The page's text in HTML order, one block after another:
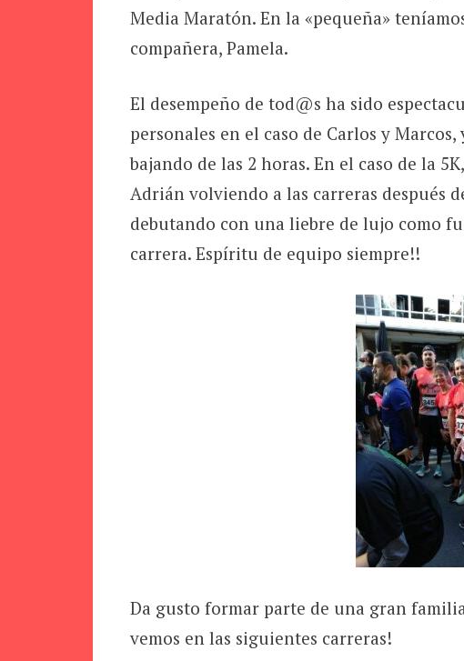
Media Maratón. En la «pequeña»
compañera, Pamela.
El desempeño de tod@s ha sido
personales en el caso de Carlos y
bajando de las 2 horas. En el caso de la
Adrián volviendo a las carreras después
debutando con una liebre de lujo como
carrera. Espíritu de equipo siempre!!
Da gusto formar parte de una gran
vemos en las siguientes carreras!